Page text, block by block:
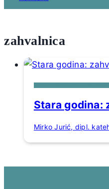
zahvalnica
Stara godina:
Mirko Jurić, dipl.